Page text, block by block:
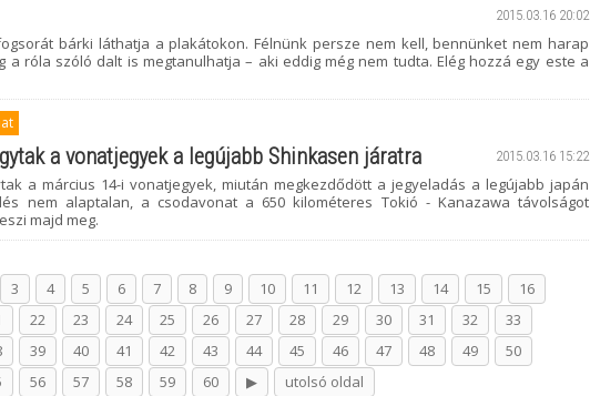
2015.03.16 20:02
bárki láthatja a plakátokon. Félnünk persze nem kell, bennünket nem harap
a róla szóló dalt is megtanulhatja – aki eddig még nem tudta. Elég hozzá egy este a
2015.03.16 15:22
a vonatjegyek a legújabb Shinkasen járatra
a március 14-i vonatjegyek, miután megkezdődött a jegyeladás a legújabb japán
nem alaptalan, a csodavonat a 650 kilométeres Tokió - Kanazawa távolságot
majd meg.
3 4 5 6 7 8 9 10 11 12 13 14 15
16
22 23 24 25 26 27 28 29 30 31 32
33
39 40 41 42 43 44 45 46 47 48 49
50
56 57 58 59 60 ▶ utolsó oldal